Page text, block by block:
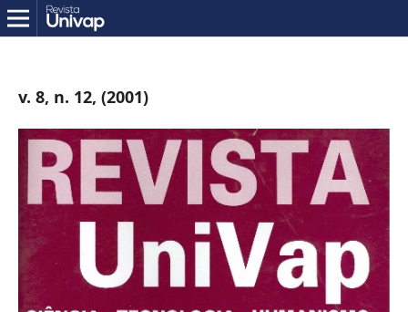
v. 8, n. 12, (2001)